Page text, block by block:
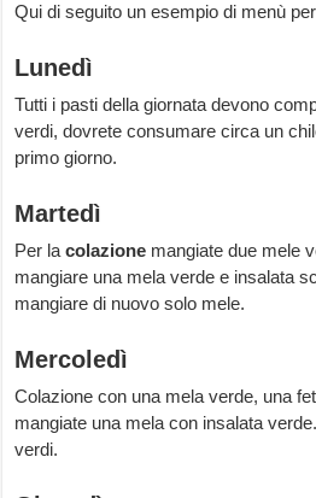
Qui di seguito un esempio di menù
Lunedì
Tutti i pasti della giornata devono
verdi, dovrete consumare circa un
primo giorno.
Martedì
Per lacolazione mangiate due mele
mangiare una mela verde e insalata
mangiare di nuovo solo mele.
Mercoledì
Colazione con una mela verde, una
mangiate una mela con insalata
verdi.